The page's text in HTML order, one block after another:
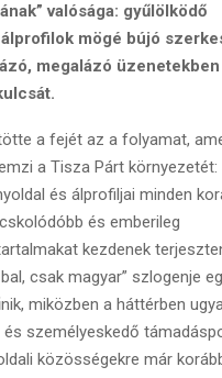
valósága: gyűlölködő
mögé bújó
megalázó
a fejét az a folyamat,
a Tisza Párt környezetét:
és álprofiljai minden
és emberileg
kezdenek
csak magyar” szlogenje
miközben a háttérben
és személyeskedő
közösségekre már